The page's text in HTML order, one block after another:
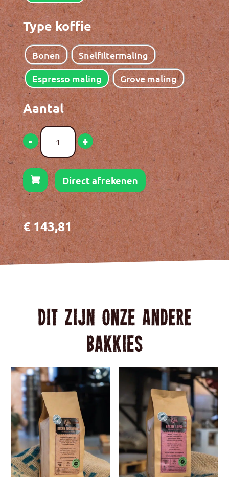
Type koffie
Bonen
Snelfiltermaling
Espresso maling
Grove maling
-
Bakkie
Puur
hoeveelheid
+
Direct afrekenen
€143,81
Dit zijn onze andere
Bakkies